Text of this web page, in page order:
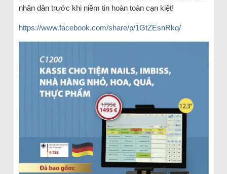
nhân dân trước khi niềm tin hoàn toàn cạn kiệt!
https://www.facebook.com/share/p/1GtZEsnRkq/